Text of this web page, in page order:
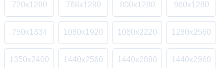
720x1280 768x1280 800x1280 960x1280
750x1334 1080x1920 1080x2220 1280x2560
1350x2400 1440x2560 1440x2880 1440x2960